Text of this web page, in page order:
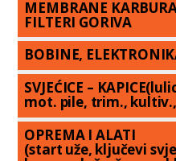
MEMBRANE
FILTERI GORIVA
BOBINE,
SVJEĆICE –
mot. pile, trim.,
OPREMA I ALATI
(start uže, ključevi